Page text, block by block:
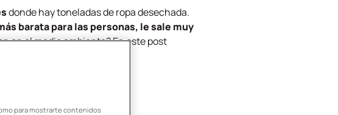
donde hay toneladas de ropa desechada.
barata para las personas, le sale muy
en el medio ambiente? En este post
para mostrarte contenidos